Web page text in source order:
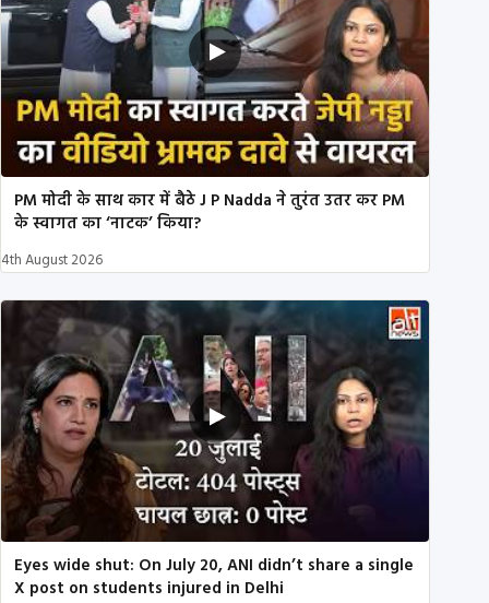
PM मोदी के साथ कार में बैठे J P Nadda ने तुरंत उतर कर PM
के स्वागत का ‘नाटक’ किया?
4th August 2026
Eyes wide shut: On July 20, ANI didn’t share a single
X post on students injured in Delhi